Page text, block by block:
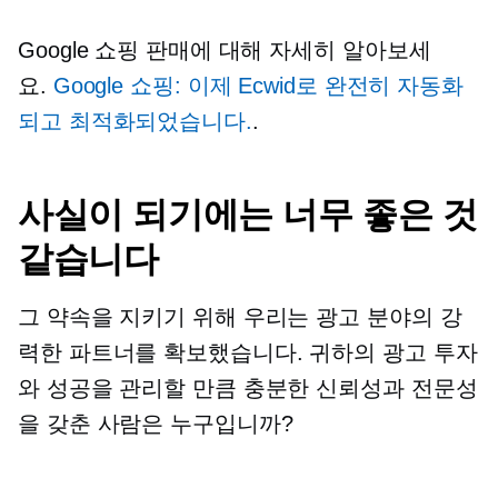
Google 쇼핑 판매에 대해 자세히 알아보세
요. Google 쇼핑: 이제 Ecwid로 완전히 자동화
되고 최적화되었습니다..
사실이 되기에는 너무 좋은 것
같습니다
그 약속을 지키기 위해 우리는 광고 분야의 강
력한 파트너를 확보했습니다. 귀하의 광고 투자
와 성공을 관리할 만큼 충분한 신뢰성과 전문성
을 갖춘 사람은 누구입니까?